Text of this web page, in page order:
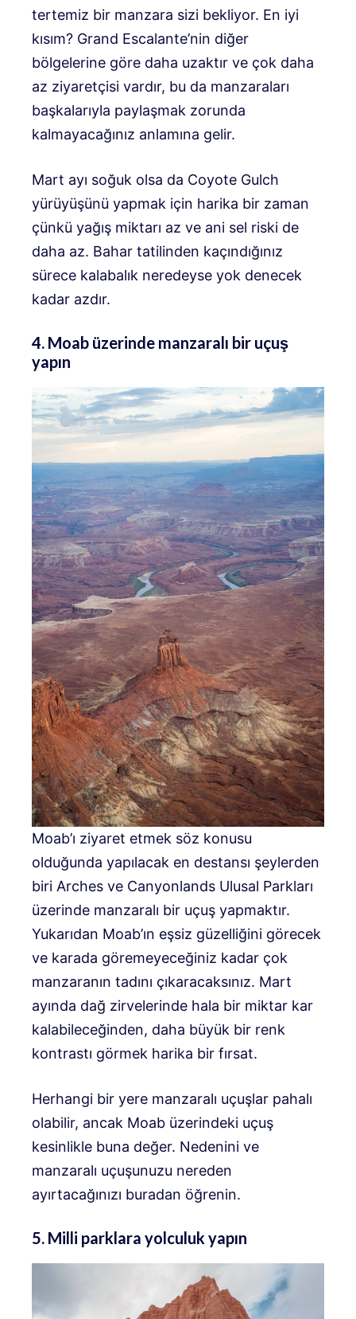
tertemiz bir manzara sizi bekliyor. En iyi
kısım? Grand Escalante’nin diğer
bölgelerine göre daha uzaktır ve çok daha
az ziyaretçisi vardır, bu da manzaraları
başkalarıyla paylaşmak zorunda
kalmayacağınız anlamına gelir.
Mart ayı soğuk olsa da Coyote Gulch
yürüyüşünü yapmak için harika bir zaman
çünkü yağış miktarı az ve ani sel riski de
daha az. Bahar tatilinden kaçındığınız
sürece kalabalık neredeyse yok denecek
kadar azdır.
4. Moab üzerinde manzaralı bir uçuş
yapın
Moab’ı ziyaret etmek söz konusu
olduğunda yapılacak en destansı şeylerden
biri Arches ve Canyonlands Ulusal Parkları
üzerinde manzaralı bir uçuş yapmaktır.
Yukarıdan Moab’ın eşsiz güzelliğini görecek
ve karada göremeyeceğiniz kadar çok
manzaranın tadını çıkaracaksınız. Mart
ayında dağ zirvelerinde hala bir miktar kar
kalabileceğinden, daha büyük bir renk
kontrastı görmek harika bir fırsat.
Herhangi bir yere manzaralı uçuşlar pahalı
olabilir, ancak Moab üzerindeki uçuş
kesinlikle buna değer. Nedenini ve
manzaralı uçuşunuzu nereden
ayırtacağınızı buradan öğrenin.
5. Milli parklara yolculuk yapın